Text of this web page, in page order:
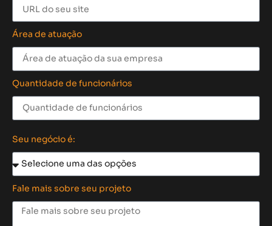
Área de atuação
Quantidade de funcionários
Seu negócio é:
Fale mais sobre seu projeto